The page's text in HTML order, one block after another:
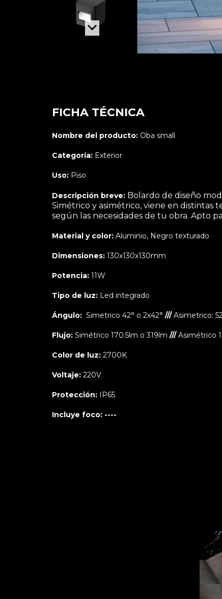
FICHA TÉCNICA
Nombre del producto: Oba small
Categoría: Exterior
Uso: Piso
Descripción breve: Bolardo de diseño
Simétrico y asimétrico, viene en distintas
según las necesidades de tu obra. Apto
Material y color: Aluminio, Negro texturado
Dimensiones: 130x130x130mm
Potencia: 11W
Tipo de luz: Led integrado
Ángulo: Simetrico 42° o 2x42° ///Asimetrico:
Flujo: Simétrico 170.5lm o 319lm ///Asimétrico
Color de luz: 2700K
Voltaje: 220V
Protección: IP65
Incluye foco: ----